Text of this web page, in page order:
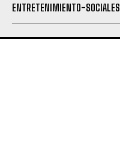
ENTRETENIMIENTO-SOCIALES